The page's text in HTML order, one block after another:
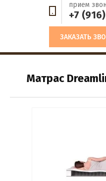
прием
+7
ЗАКАЗАТЬ
Матрас
Текст: